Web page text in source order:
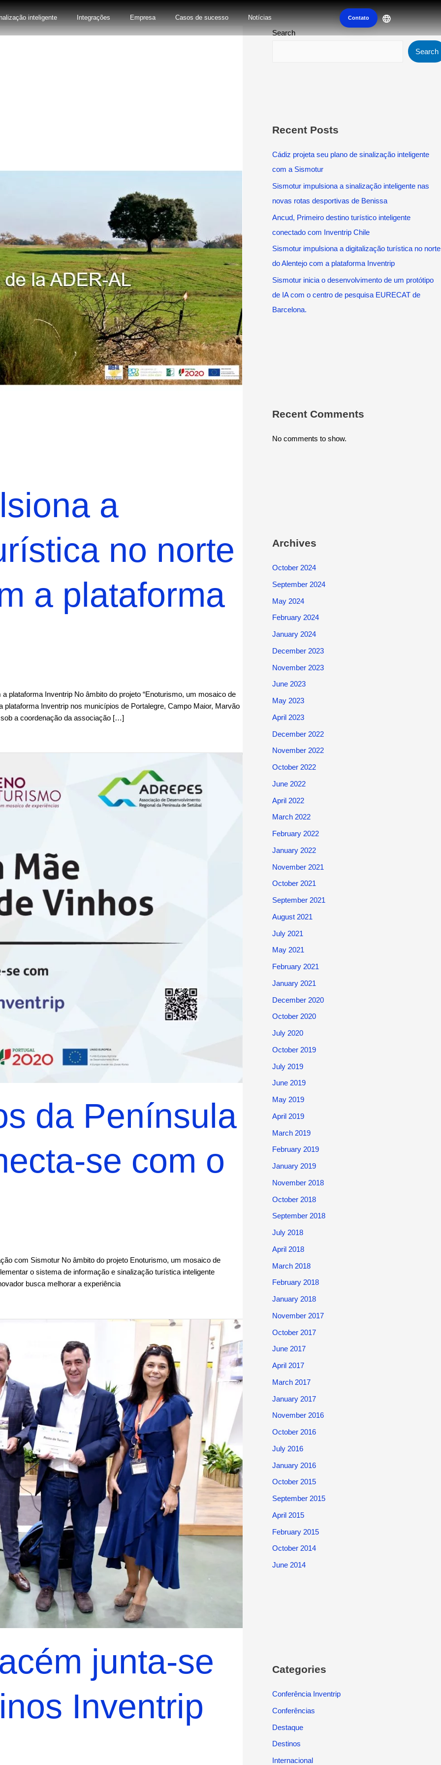
inteligente Integrações Empresa Casos de sucesso Notícias Contato
a
no norte
a plataforma
plataforma Inventrip No âmbito do projeto “Enoturismo, um mosaico de
Inventrip nos municípios de Portalegre, Campo Maior, Marvão
a coordenação da associação […]
da Península
se com o
com Sismotur No âmbito do projeto Enoturismo, um mosaico de
o sistema de informação e sinalização turística inteligente
busca melhorar a experiência
junta-se
Inventrip
Search
Search
Recent Posts
Cádiz projeta seu plano de sinalização inteligente
com a Sismotur
Sismotur impulsiona a sinalização inteligente nas
novas rotas desportivas de Benissa
Ancud, Primeiro destino turístico inteligente
conectado com Inventrip Chile
Sismotur impulsiona a digitalização turística no norte
do Alentejo com a plataforma Inventrip
Sismotur inicia o desenvolvimento de um protótipo
de IA com o centro de pesquisa EURECAT de
Barcelona.
Recent Comments
No comments to show.
Archives
October 2024
September 2024
May 2024
February 2024
January 2024
December 2023
November 2023
June 2023
May 2023
April 2023
December 2022
November 2022
October 2022
June 2022
April 2022
March 2022
February 2022
January 2022
November 2021
October 2021
September 2021
August 2021
July 2021
May 2021
February 2021
January 2021
December 2020
October 2020
July 2020
October 2019
July 2019
June 2019
May 2019
April 2019
March 2019
February 2019
January 2019
November 2018
October 2018
September 2018
July 2018
April 2018
March 2018
February 2018
January 2018
November 2017
October 2017
June 2017
April 2017
March 2017
January 2017
November 2016
October 2016
July 2016
January 2016
October 2015
September 2015
April 2015
February 2015
October 2014
June 2014
Categories
Conferência Inventrip
Conferências
Destaque
Destinos
Internacional